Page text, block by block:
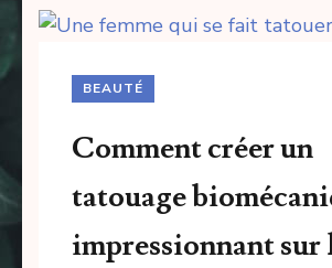
BEAUTÉ
Comment créer un
tatouage
impressionnant sur